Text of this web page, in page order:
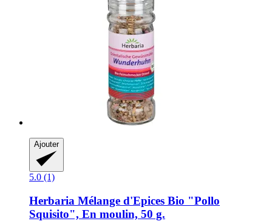
Ajouter
5.0 (1)
Herbaria Mélange d'Epices Bio "Pollo
Squisito", En moulin, 50 g.